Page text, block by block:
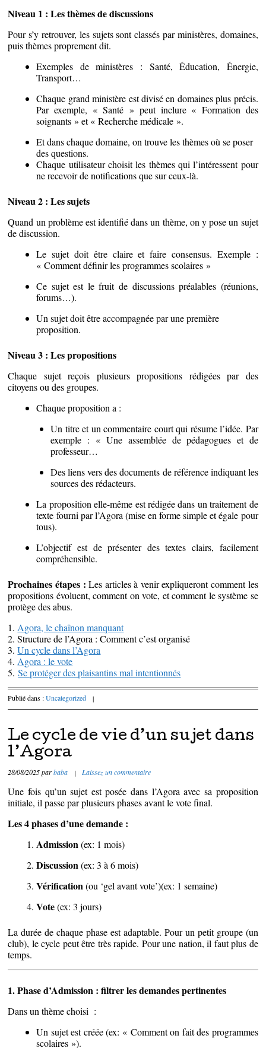
Niveau 1 : Les thèmes de discussions
Pour s’y retrouver, les sujets sont classés par ministères, domaines,
puis thèmes proprement dit.
Exemples de ministères : Santé, Éducation, Énergie,
Transport…
Chaque grand ministère est divisé en domaines plus précis.
Par exemple, « Santé » peut inclure « Formation des
soignants » et « Recherche médicale ».
Et dans chaque domaine, on trouve les thèmes où se poser
des questions.
Chaque utilisateur choisit les thèmes qui l’intéressent pour
ne recevoir de notifications que sur ceux-là.
Niveau 2 : Les sujets
Quand un problème est identifié dans un thème, on y pose un sujet
de discussion.
Le sujet doit être claire et faire consensus. Exemple :
« Comment définir les programmes scolaires »
Ce sujet est le fruit de discussions préalables (réunions,
forums…).
Un sujet doit être accompagnée par une première
proposition.
Niveau 3 : Les propositions
Chaque sujet reçois plusieurs propositions rédigées par des
citoyens ou des groupes.
Chaque proposition a :
Un titre et un commentaire court qui résume l’idée. Par
exemple : « Une assemblée de pédagogues et de
professeur…
Des liens vers des documents de référence indiquant les
sources des rédacteurs.
La proposition elle-même est rédigée dans un traitement de
texte fourni par l’Agora (mise en forme simple et égale pour
tous).
L’objectif est de présenter des textes clairs, facilement
compréhensible.
Prochaines étapes : Les articles à venir expliqueront comment les
propositions évoluent, comment on vote, et comment le système se
protège des abus.
1. Agora, le chaînon manquant
2. Structure de l’Agora : Comment c’est organisé
3.Un cycle dans l’Agora
4. Agora : le vote
5.Se protéger des plaisantins mal intentionnés
Publié dans :Uncategorized |
Le cycle de vie d’un sujet dans
l’Agora
28/08/2025parbaba | Laissez un commentaire
Une fois qu’un sujet est posée dans l’Agora avec sa proposition
initiale, il passe par plusieurs phases avant le vote final.
Les 4 phases d’une demande :
Admission(ex: 1 mois)
Discussion(ex: 3 à 6 mois)
Vérification(ou ‘gel avant vote’)(ex: 1 semaine)
Vote(ex: 3 jours)
La durée de chaque phase est adaptable. Pour un petit groupe (un
club), le cycle peut être très rapide. Pour une nation, il faut plus de
temps.
1. Phase d’Admission : filtrer les demandes pertinentes
Dans un thème choisi :
Un sujet est créée (ex: « Comment on fait des programmes
scolaires »).